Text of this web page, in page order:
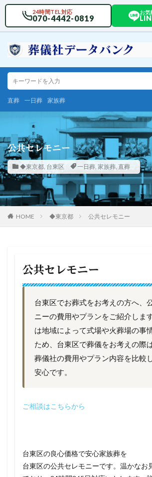
24時間TEL対応
070-4442-0819
お気
直葬 一日葬 家族葬
公共セレモニー
◆東京都, 台東区 一日葬, 家族葬, 直葬
HOME ◆東京都 公共セレモニー
公共セレモニー
台東区でお葬式をお考えの方へ、
ニーの費用やプランをご紹介しま
は地域によって式場や火葬場の事
ため、台東区で葬儀をお考えの際
葬儀社の費用やプラン内容を比較
安心です。
ご相談はこちらから
台東区の良心価格で安心家族葬を
台東区の公共セレモニーです。温かなお